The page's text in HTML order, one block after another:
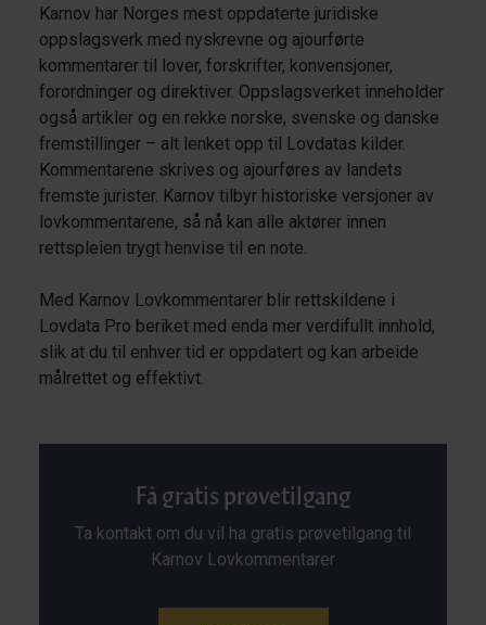
Karnov har Norges mest oppdaterte juridiske
oppslagsverk med nyskrevne og ajourførte
kommentarer til lover, forskrifter, konvensjoner,
forordninger og direktiver. Oppslagsverket inneholder
også artikler og en rekke norske, svenske og danske
fremstillinger – alt lenket opp til Lovdatas kilder.
Kommentarene skrives og ajourføres av landets
fremste jurister. Karnov tilbyr historiske versjoner av
lovkommentarene, så nå kan alle aktører innen
rettspleien trygt henvise til en note.
Med Karnov Lovkommentarer blir rettskildene i
Lovdata Pro beriket med enda mer verdifullt innhold,
slik at du til enhver tid er oppdatert og kan arbeide
målrettet og effektivt.
Få gratis prøvetilgang
Ta kontakt om du vil ha gratis prøvetilgang til
Karnov Lovkommentarer